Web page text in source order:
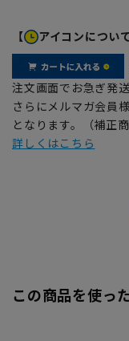
【 アイコンについて
注文画面でお急ぎ発
さらにメルマガ会員
となります。（補正
詳しくはこちら
この商品を使っ